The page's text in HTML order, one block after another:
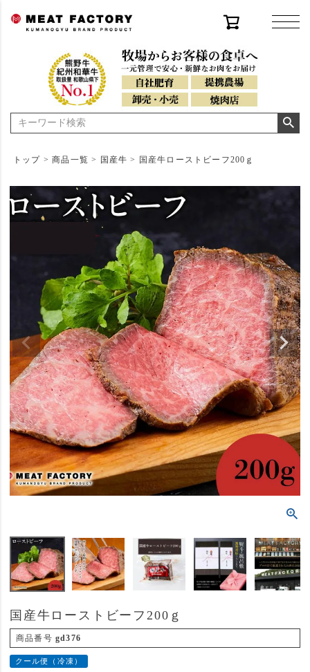
トップ 商品一覧 国産牛 国産牛ローストビーフ200ｇ
国産牛ローストビーフ200ｇ
商品番号 gd376
クール便（冷凍）